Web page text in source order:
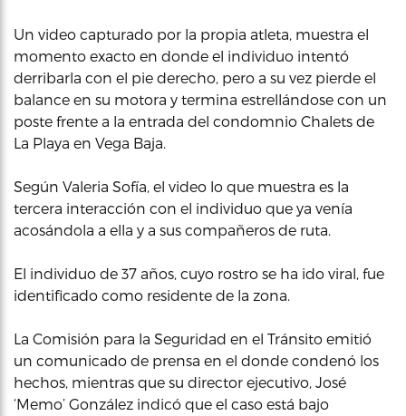
Un video capturado por la propia atleta, muestra el
momento exacto en donde el individuo intentó
derribarla con el pie derecho, pero a su vez pierde el
balance en su motora y termina estrellándose con un
poste frente a la entrada del condomnio Chalets de
La Playa en Vega Baja.
Según Valeria Sofía, el video lo que muestra es la
tercera interacción con el individuo que ya venía
acosándola a ella y a sus compañeros de ruta.
El individuo de 37 años, cuyo rostro se ha ido viral, fue
identificado como residente de la zona.
La Comisión para la Seguridad en el Tránsito emitió
un comunicado de prensa en el donde condenó los
hechos, mientras que su director ejecutivo, José
‘Memo’ González indicó que el caso está bajo